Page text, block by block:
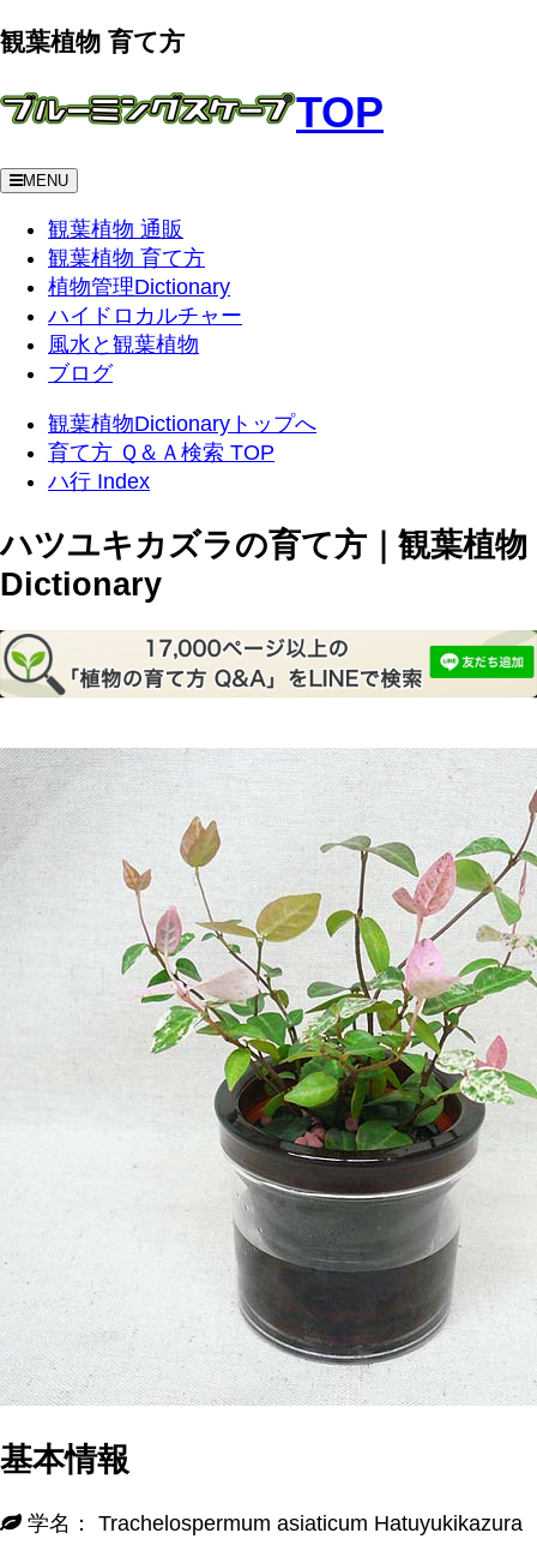
観葉植物 育て方
TOP
MENU
観葉植物 通販
観葉植物 育て方
植物管理Dictionary
ハイドロカルチャー
風水と観葉植物
ブログ
観葉植物Dictionaryトップへ
育て方 Ｑ＆Ａ検索 TOP
ハ行 Index
ハツユキカズラの育て方｜観葉植物
Dictionary
基本情報
学名： Trachelospermum asiaticum Hatuyukikazura